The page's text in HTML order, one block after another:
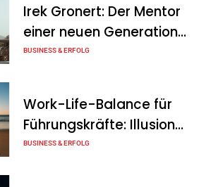
Tanja Schiller 6. August 2026
MaxSolar und DB Energie
schließen ersten Hybrid-
PPA für förderfreie
Anlagenkombination
Tanja Schiller 6. August 2026
KSB mit starkem
Irek Gronert: Der Mentor
einer neuen Generation
von Unternehmern
BUSINESS & ERFOLG
Work-Life-Balance für
Führungskräfte: Illusion
oder echte Chance?
BUSINESS & ERFOLG